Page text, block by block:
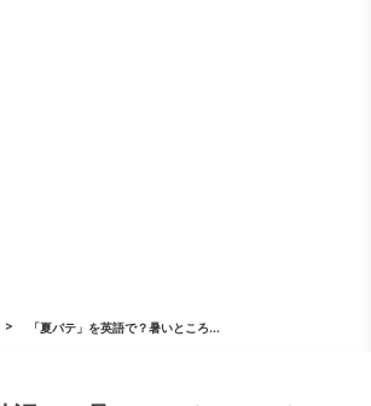
「夏バテ」を英語で？暑いところ...